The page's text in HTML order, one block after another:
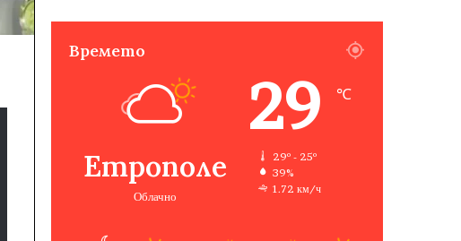
Времето
Етрополе
Облачно
29 ℃
29º - 25º
39%
1.72 км/ч